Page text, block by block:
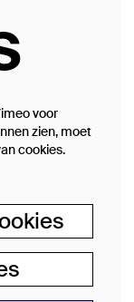
voor
zien, moet
cookies.